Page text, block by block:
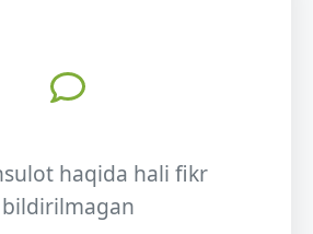
haqida hali fikr
bildirilmagan